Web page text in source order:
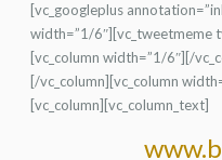
[vc_googleplus
width=”1/6″][vc_tweetmeme
[vc_column width=”1/6″][/
[/vc_column][vc_column
[vc_column][vc_column_text]